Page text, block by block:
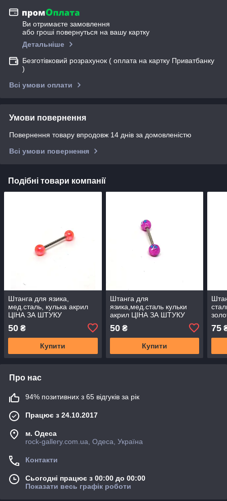
Ви отримаєте замовлення
або гроші повернуться на вашу картку
Детальніше
Безготівковий розрахунок ( оплата на картку Приватбанку
)
Всі умови оплати
Умови повернення
Повернення товару впродовж 14 днів за домовленістю
Всі умови повернення
Подібні товари компанії
Штанга для язика,
мед.сталь, кулька акрил
ЦIНА ЗА ШТУКУ
50 ₴
Купити
Штанга для
язика,мед.сталь кульки
акрил ЦIНА ЗА ШТУКУ
50₴
Купити
75
Про нас
94% позитивних з 65 відгуків за рік
Працює з 24.10.2017
м. Одеса
rock-gallery.com.ua, Одеса, Україна
Контакти
Сьогодні працює з 00:00 до 00:00
Показати весь графік роботи